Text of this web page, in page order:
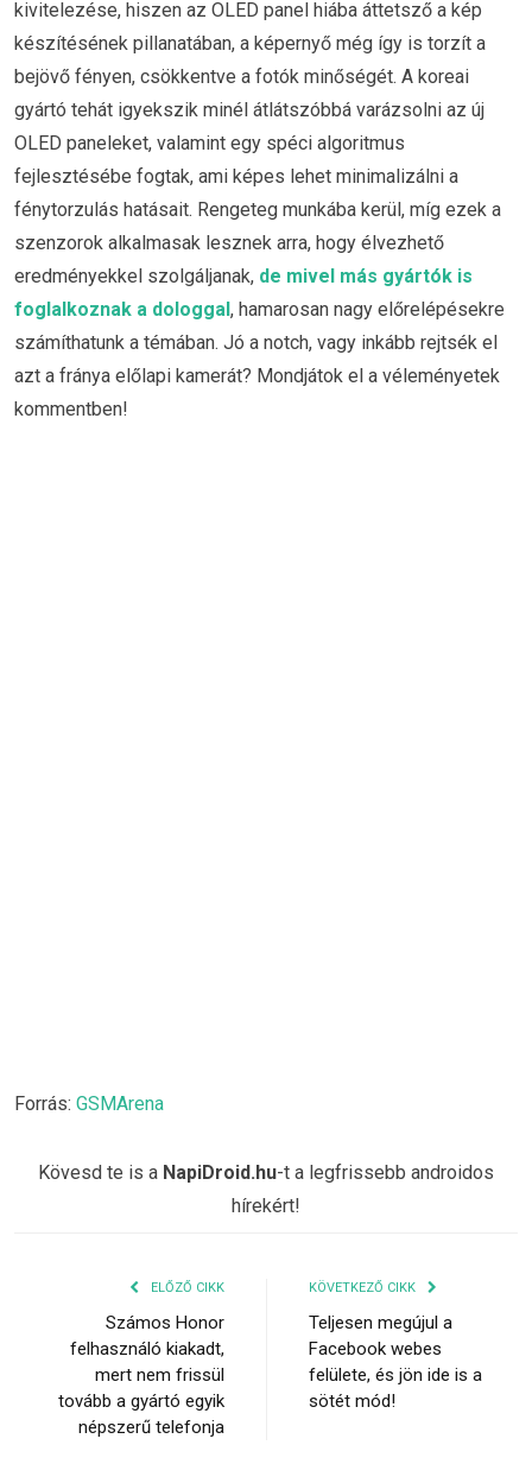
kivitelezése, hiszen az OLED panel hiába áttetsző a kép
készítésének pillanatában, a képernyő még így is torzít a
bejövő fényen, csökkentve a fotók minőségét. A koreai
gyártó tehát igyekszik minél átlátszóbbá varázsolni az új
OLED paneleket, valamint egy spéci algoritmus
fejlesztésébe fogtak, ami képes lehet minimalizálni a
fénytorzulás hatásait. Rengeteg munkába kerül, míg ezek a
szenzorok alkalmasak lesznek arra, hogy élvezhető
eredményekkel szolgáljanak, de mivel más gyártók is
foglalkoznak a dologgal, hamarosan nagy előrelépésekre
számíthatunk a témában. Jó a notch, vagy inkább rejtsék el
azt a fránya előlapi kamerát? Mondjátok el a véleményetek
kommentben!
Forrás: GSMArena
Kövesd te is a NapiDroid.hu-t a legfrissebb androidos
hírekért!
ELŐZŐ CIKK
Számos Honor
felhasználó kiakadt,
mert nem frissül
tovább a gyártó egyik
népszerű telefonja
KÖVETKEZŐ CIKK
Teljesen megújul a
Facebook webes
felülete, és jön ide is a
sötét mód!